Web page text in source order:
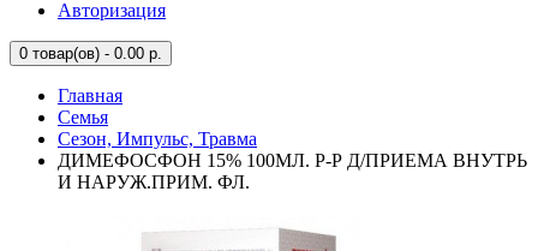
Авторизация
0 товар(ов) - 0.00 р.
Главная
Семья
Сезон, Импульс, Травма
ДИМЕФОСФОН 15% 100МЛ. Р-Р Д/ПРИЕМА ВНУТРЬ
И НАРУЖ.ПРИМ. ФЛ.